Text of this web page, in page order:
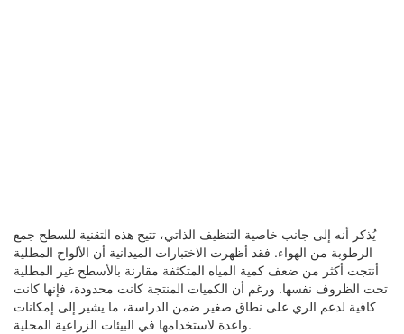
يُذكر أنه إلى جانب خاصية التنظيف الذاتي، تتيح هذه التقنية للسطح جمع
الرطوبة من الهواء. فقد أظهرت الاختبارات الميدانية أن الألواح المطلية
أنتجت أكثر من ضعف كمية المياه المتكثفة مقارنة بالأسطح غير المطلية
تحت الظروف نفسها. ورغم أن الكميات المنتجة كانت محدودة، فإنها كانت
كافية لدعم الري على نطاق صغير ضمن الدراسة، ما يشير إلى إمكانات
واعدة لاستخدامها في البيئات الزراعية المحلية.